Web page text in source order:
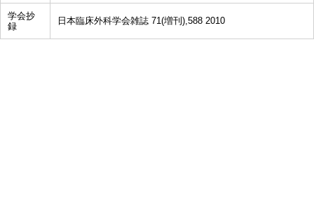
学会抄
録
日本臨床外科学会雑誌 71(増刊),588 2010